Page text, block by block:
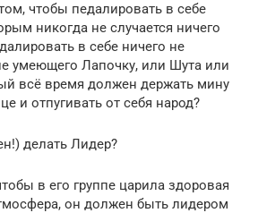
чтобы педалировать в себе
никогда не случа­ется ничего
в себе ничего не
умеющего Лапочку, или Шута или
всё время должен держать мину
и отпугивать от себя народ?
делать Лидер?
в его группе царила здоровая
он дол­жен быть лидером